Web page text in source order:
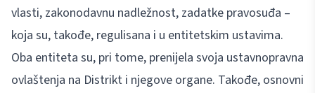
vlasti, zakonodavnu nadležnost, zadatke pravosuđa –
koja su, takođe, regulisana i u entitetskim ustavima.
Oba entiteta su, pri tome, prenijela svoja ustavnopravna
ovlaštenja na Distrikt i njegove organe. Takođe, osnovni